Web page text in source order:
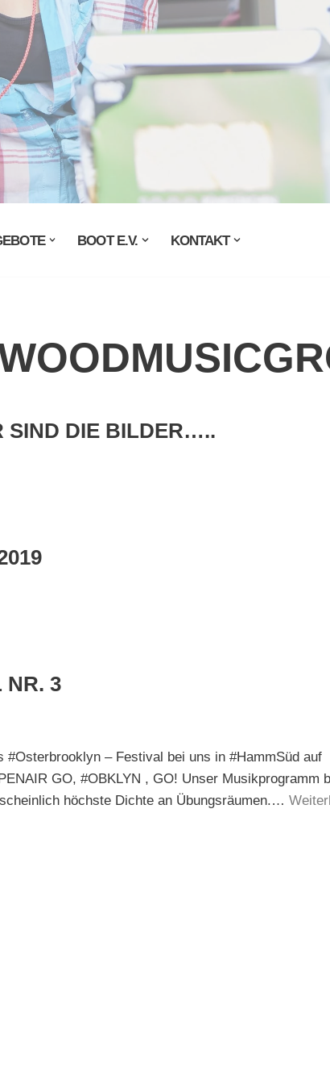
BOOT E.V. KONTAKT
SIND DIE BILDER…..
NR. 3
– Festival bei uns in #HammSüd auf
GO, #OBKLYN , GO! Unser Musikprogramm
höchste Dichte an Übungsräumen.…